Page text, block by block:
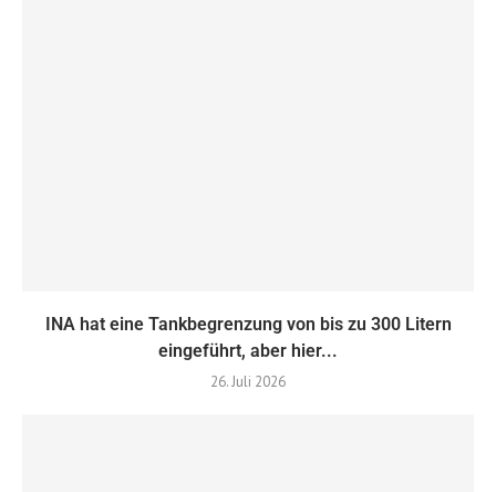
INA hat eine Tankbegrenzung von bis zu 300 Litern
eingeführt, aber hier...
26. Juli 2026